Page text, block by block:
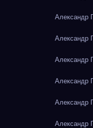
Александр
Александр
Александр
Александр
Александр
Александр